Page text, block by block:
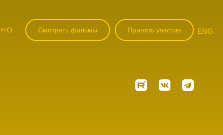
Смотреть фильмы Принять участие ENG